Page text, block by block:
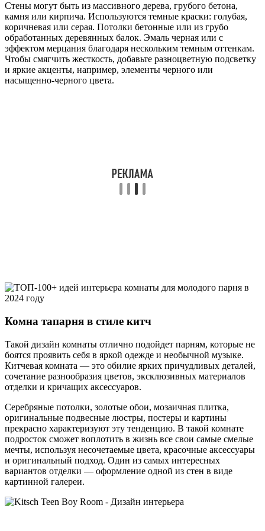
Стены могут быть из массивного дерева, грубого бетона,
камня или кирпича. Используются темные краски: голубая,
коричневая или серая. Потолки бетонные или из грубо
обработанных деревянных балок. Эмаль черная или с
эффектом мерцания благодаря нескольким темным оттенкам.
Чтобы смягчить жесткость, добавьте разноцветную подсветку
и яркие акценты, например, элементы черного или
насыщенно-черного цвета.
Комна тапарня в стиле китч
Такой дизайн комнаты отлично подойдет парням, которые не
боятся проявить себя в яркой одежде и необычной музыке.
Китчевая комната — это обилие ярких причудливых деталей,
сочетание разнообразия цветов, эксклюзивных материалов
отделки и кричащих аксессуаров.
Серебряные потолки, золотые обои, мозаичная плитка,
оригинальные подвесные люстры, постеры и картины
прекрасно характеризуют эту тенденцию. В такой комнате
подросток сможет воплотить в жизнь все свои самые смелые
мечты, используя несочетаемые цвета, красочные аксессуары
и оригинальный подход. Один из самых интересных
вариантов отделки — оформление одной из стен в виде
картинной галереи.